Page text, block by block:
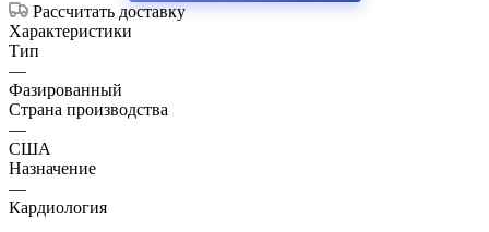
Рассчитать доставку
Характеристики
Тип
—
Фазированный
Страна производства
—
США
Назначение
—
Кардиология